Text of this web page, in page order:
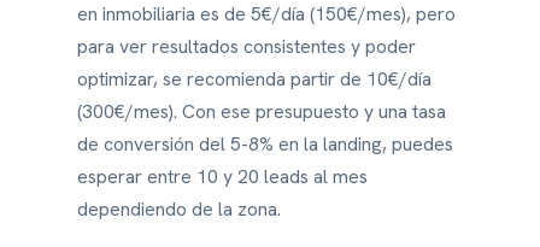
en inmobiliaria es de 5€/día (150€/mes), pero
para ver resultados consistentes y poder
optimizar, se recomienda partir de 10€/día
(300€/mes). Con ese presupuesto y una tasa
de conversión del 5-8% en la landing, puedes
esperar entre 10 y 20 leads al mes
dependiendo de la zona.